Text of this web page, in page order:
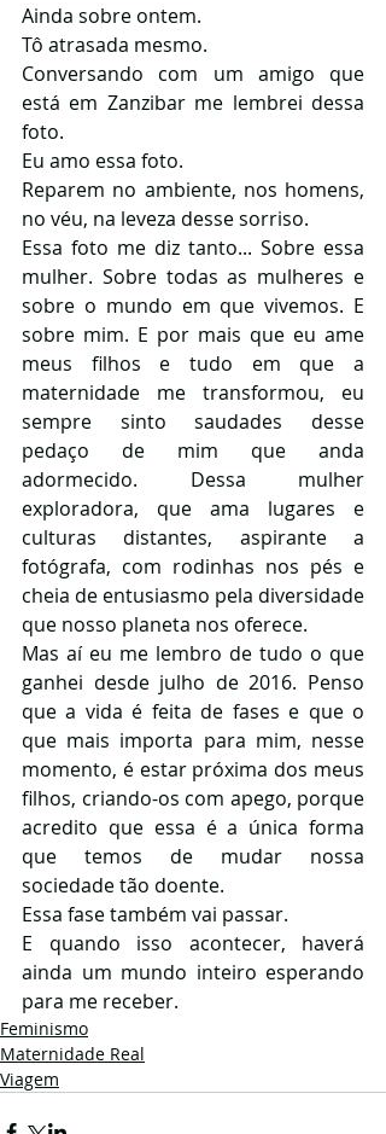
Ainda sobre ontem.
Tô atrasada mesmo.
Conversando com um amigo que
está em Zanzibar me lembrei dessa
foto.
Eu amo essa foto.
Reparem no ambiente, nos homens,
no véu, na leveza desse sorriso.
Essa foto me diz tanto... Sobre essa
mulher. Sobre todas as mulheres e
sobre o mundo em que vivemos. E
sobre mim. E por mais que eu ame
meus filhos e tudo em que a
maternidade me transformou, eu
sempre sinto saudades desse
pedaço de mim que anda
adormecido. Dessa mulher
exploradora, que ama lugares e
culturas distantes, aspirante a
fotógrafa, com rodinhas nos pés e
cheia de entusiasmo pela diversidade
que nosso planeta nos oferece.
Mas aí eu me lembro de tudo o que
ganhei desde julho de 2016. Penso
que a vida é feita de fases e que o
que mais importa para mim, nesse
momento, é estar próxima dos meus
filhos, criando-os com apego, porque
acredito que essa é a única forma
que temos de mudar nossa
sociedade tão doente.
Essa fase também vai passar.
E quando isso acontecer, haverá
ainda um mundo inteiro esperando
para me receber.
Feminismo
Maternidade Real
Viagem